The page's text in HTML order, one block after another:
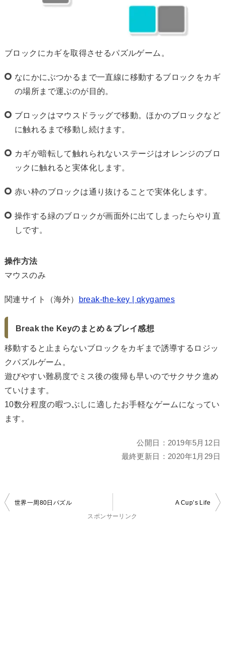
ブロックにカギを取得させるパズルゲーム。
なにかにぶつかるまで一直線に移動するブロックをカギ
の場所まで運ぶのが目的。
ブロックはマウスドラッグで移動。ほかのブロックなど
に触れるまで移動し続けます。
カギが暗転して触れられないステージはオレンジのブロ
ックに触れると実体化します。
赤い枠のブロックは通り抜けることで実体化します。
操作する緑のブロックが画面外に出てしまったらやり直
しです。
操作方法
マウスのみ
関連サイト（海外） break-the-key | qkygames
Break the Keyのまとめ＆プレイ感想
移動すると止まらないブロックをカギまで誘導するロジッ
クパズルゲーム。
遊びやすい難易度でミス後の復帰も早いのでサクサク進め
ていけます。
10数分程度の暇つぶしに適したお手軽なゲームになってい
ます。
公開日： 2019年5月12日
最終更新日： 2020年1月29日
投
世界一周80日パズル
A Cup’s Life
スポンサーリンク